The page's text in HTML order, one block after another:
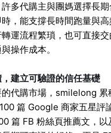
多代購主與團媽選擇長
，能支撐長時間跑量與
運流程繁瑣，也可直接
操作成本。
建立可驗證的信任基礎
代購市場，smilelong 累
篇 Google 商家五星評
篇 FB 粉絲頁推薦文，